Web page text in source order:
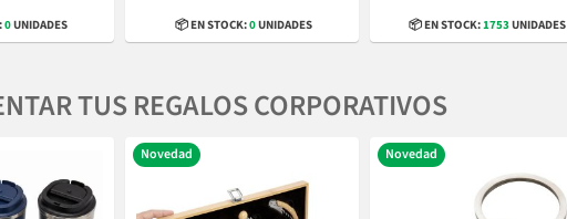
0UNIDADES 📦 EN STOCK:0UNIDADES 📦 EN STOCK:1753UNIDADES
TUS REGALOS CORPORATIVOS
Novedad Novedad